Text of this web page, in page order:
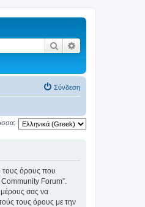
Αναζήτηση
Σύνδεση
τους όρους που
Community Forum”.
σας να
τους όρους με την